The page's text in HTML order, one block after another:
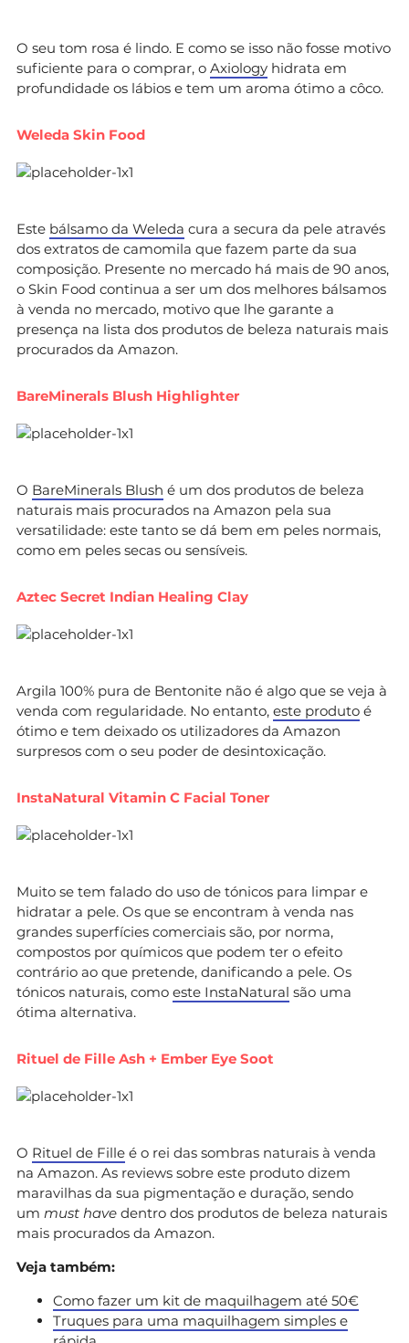
O seu tom rosa é lindo. E como se isso não fosse motivo
suficiente para o comprar, o Axiology hidrata em
profundidade os lábios e tem um aroma ótimo a côco.
Weleda Skin Food
Este bálsamo da Weleda cura a secura da pele através
dos extratos de camomila que fazem parte da sua
composição. Presente no mercado há mais de 90 anos,
o Skin Food continua a ser um dos melhores bálsamos
à venda no mercado, motivo que lhe garante a
presença na lista dos produtos de beleza naturais mais
procurados da Amazon.
BareMinerals Blush Highlighter
O BareMinerals Blush é um dos produtos de beleza
naturais mais procurados na Amazon pela sua
versatilidade: este tanto se dá bem em peles normais,
como em peles secas ou sensíveis.
Aztec Secret Indian Healing Clay
Argila 100% pura de Bentonite não é algo que se veja à
venda com regularidade. No entanto, este produto é
ótimo e tem deixado os utilizadores da Amazon
surpresos com o seu poder de desintoxicação.
InstaNatural Vitamin C Facial Toner
Muito se tem falado do uso de tónicos para limpar e
hidratar a pele. Os que se encontram à venda nas
grandes superfícies comerciais são, por norma,
compostos por químicos que podem ter o efeito
contrário ao que pretende, danificando a pele. Os
tónicos naturais, como este InstaNatural são uma
ótima alternativa.
Rituel de Fille Ash + Ember Eye Soot
O Rituel de Fille é o rei das sombras naturais à venda
na Amazon. As reviews sobre este produto dizem
maravilhas da sua pigmentação e duração, sendo
um must have dentro dos produtos de beleza naturais
mais procurados da Amazon.
Veja também:
Como fazer um kit de maquilhagem até 50€
Truques para uma maquilhagem simples e